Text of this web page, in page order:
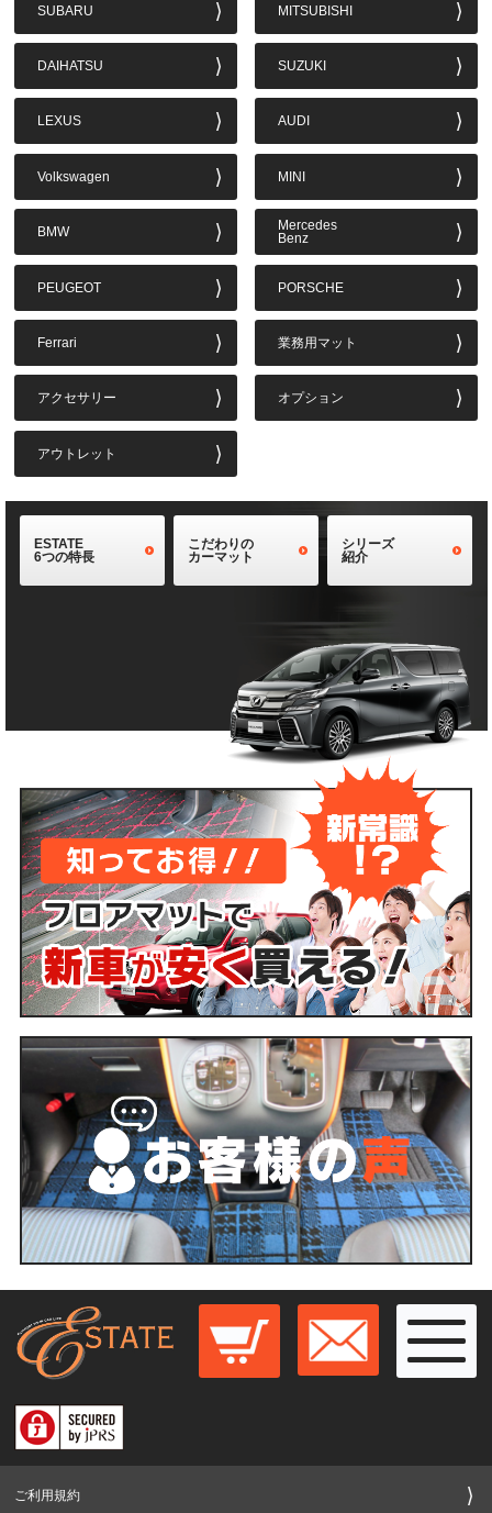
SUBARU MITSUBISHI
DAIHATSU SUZUKI
LEXUS AUDI
Volkswagen MINI
BMW
Mercedes
Benz
PEUGEOT PORSCHE
Ferrari 業務用マット
アクセサリー オプション
アウトレット
ESTATE
6つの特長
こだわりの
カーマット
シリーズ
紹介
ご利用規約